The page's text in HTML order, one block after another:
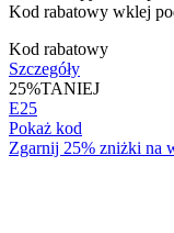
Kod rabatowy wklej
Kod rabatowy
Szczegóły
25%TANIEJ
E25
Pokaż kod
Zgarnij 25% zniżki na